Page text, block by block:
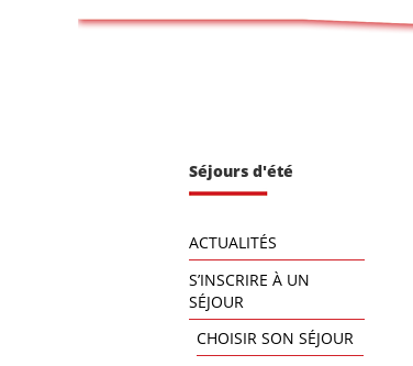
Séjours d'été
ACTUALITÉS
S’INSCRIRE À UN
SÉJOUR
CHOISIR SON SÉJOUR